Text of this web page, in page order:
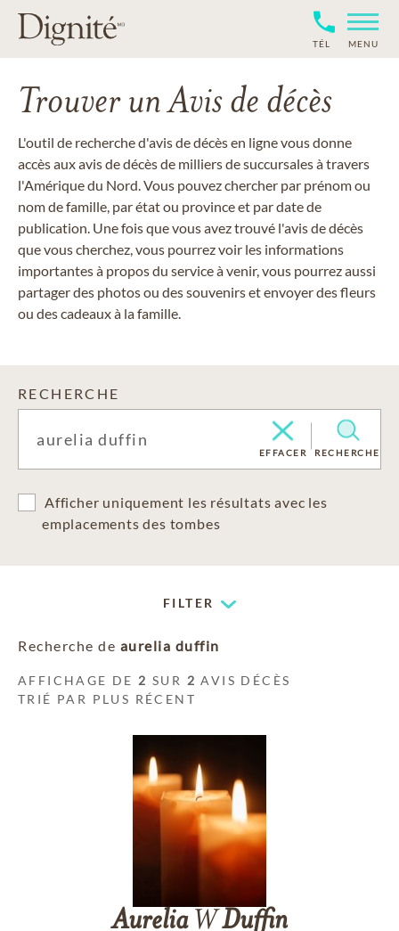
TÉL MENU
Trouver un Avis de décès
L'outil de recherche d'avis de décès en ligne vous donne
accès aux avis de décès de milliers de succursales à travers
l'Amérique du Nord. Vous pouvez chercher par prénom ou
nom de famille, par état ou province et par date de
publication. Une fois que vous avez trouvé l'avis de décès
que vous cherchez, vous pourrez voir les informations
importantes à propos du service à venir, vous pourrez aussi
partager des photos ou des souvenirs et envoyer des fleurs
ou des cadeaux à la famille.
RECHERCHE
EFFACER RECHERCHE
Afficher uniquement les résultats avec les
emplacements des tombes
FILTER
Recherche de aurelia duffin
AFFICHAGE DE 2 SUR 2 AVIS DÉCÈS
TRIÉ PAR PLUS RÉCENT
AureliaWDuffin